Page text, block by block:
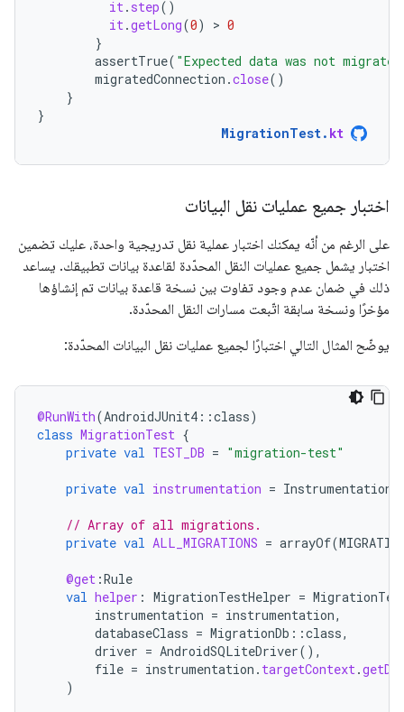
it. step()
it.getLong(0) > 0
}
assertTrue( "Expected data was not
migratedConnection .close()
}
}
MigrationTest. kt
اختبار جميع عمليات نقل البيانات
على الرغم من أنّه يمكنك اختبار عملية نقل تدريجية واحدة، عليك تضمين
اختبار يشمل جميع عمليات النقل المحدّدة لقاعدة بيانات تطبيقك. يساعد
ذلك في ضمان عدم وجود تفاوت بين نسخة قاعدة بيانات تم إنشاؤها
مؤخرًا ونسخة سابقة اتّبعت مسارات النقل المحدّدة.
يوضّح المثال التالي اختبارًا لجميع عمليات نقل البيانات المحدّدة:
@RunWith(AndroidJUnit4 ::class)
class MigrationTest {
private val TEST_DB = "migration-test"
private val instrumentation =
// Array of all migrations.
private val ALL_MIGRATIONS = arrayOf(
@get :Rule
val helper : MigrationTestHelper =
instrumentation = instrumentation,
databaseClass = MigrationDb ::class,
driver = AndroidSQLiteDriver(),
file = instrumentation . targetContext.
)